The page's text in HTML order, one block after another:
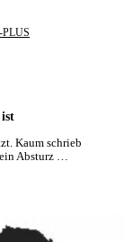
Kaum schrieb
Absturz …